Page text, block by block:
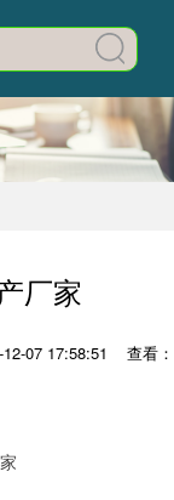
厂家
07 17:58:51
查看：